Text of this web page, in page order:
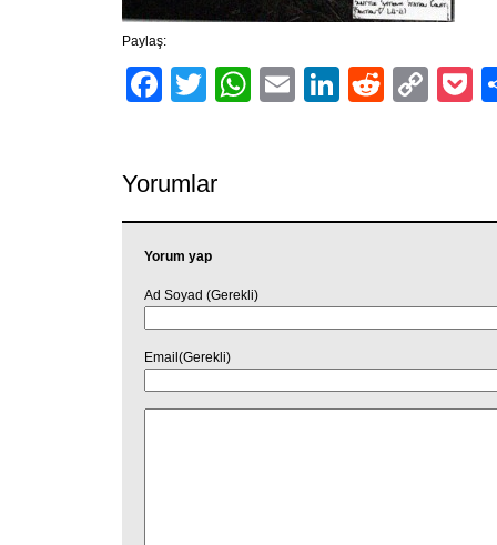
Paylaş:
Facebook
TwitterWhatsApp
EmailLinkedIn
Reddit
Yorumlar
Yorum yap
Ad Soyad (Gerekli)
Email(Gerekli)